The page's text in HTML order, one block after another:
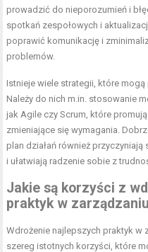
prowadzić do nieporozumień i
spotkań zespołowych i
poprawić komunikację i
problemów.
Istnieje wiele strategii, które
Należy do nich m.in. stosowanie
jak Agile czy Scrum, które
zmieniające się wymagania.
plan działań również
i ułatwiają radzenie sobie z
Jakie są korzyści z
praktyk w
Wdrożenie najlepszych praktyk w
szereg istotnych korzyści, które